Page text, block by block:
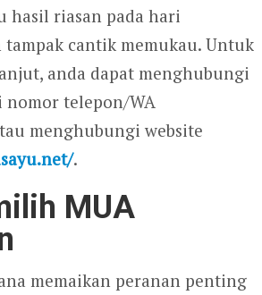
hasil riasan pada hari
cantik memukau. Untuk
anda dapat menghubungi
nomor telepon/WA
menghubungi website
.
MUA
memaikan peranan penting